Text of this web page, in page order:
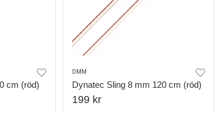
cm (röd)
DMM
Dynatec Sling 8 mm 120 cm (röd)
199 kr